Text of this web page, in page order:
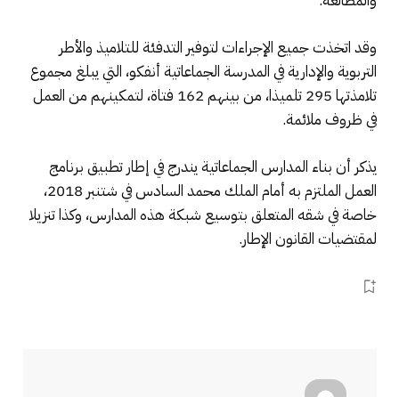
وقد اتخذت جميع الإجراءات لتوفير التدفئة للتلاميذ والأطر
التربوية والإدارية في المدرسة الجماعاتية أنفكو، التي يبلغ مجموع
تلامذتها 295 تلميذا، من بينهم 162 فتاة، لتمكينهم من العمل
في ظروف ملائمة.
يذكر أن بناء المدارس الجماعاتية يندرج في إطار تطبيق برنامج
العمل الملتزم به أمام الملك محمد السادس في شتنبر 2018،
خاصة في شقه المتعلق بتوسيع شبكة هذه المدارس، وكذا تنزيلا
لمقتضيات القانون الإطار.